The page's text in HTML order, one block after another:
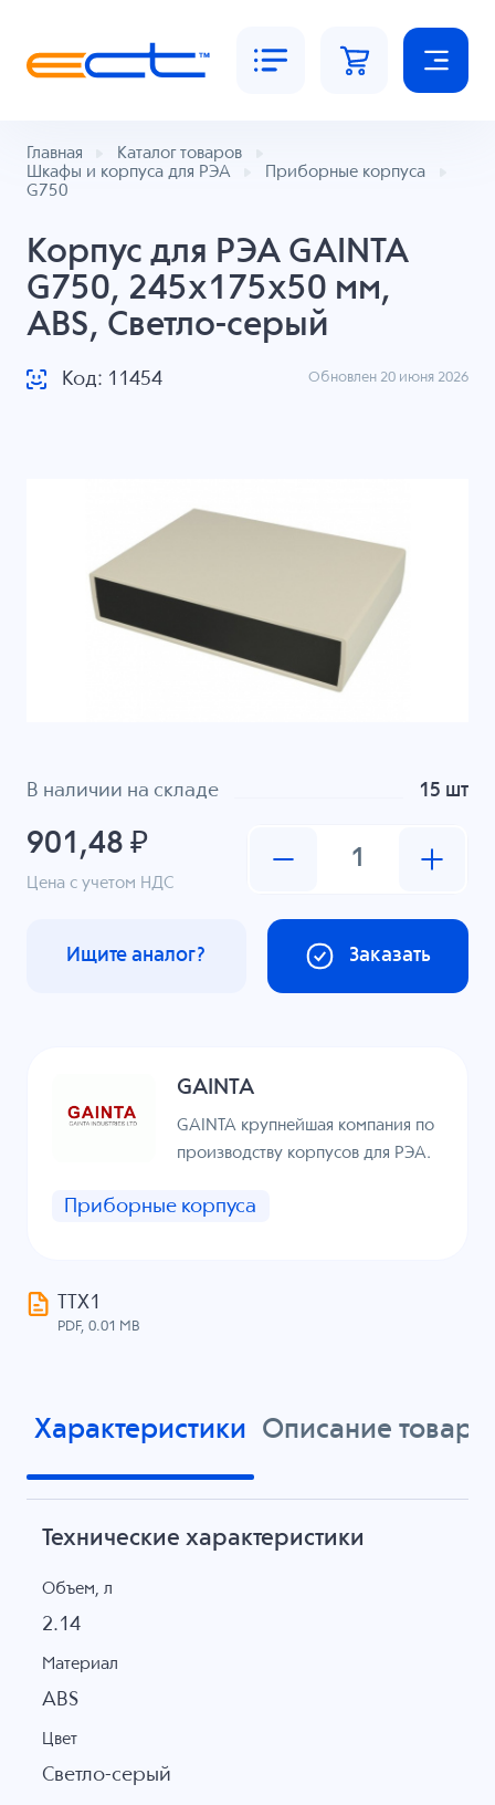
Главная
Каталог товаров
Шкафы и корпуса для РЭА
Приборные корпуса
G750
Корпус для РЭА GAINTA
G750, 245x175x50 мм,
ABS, Светло-серый
Код: 11454 Обновлен 20 июня 2026
В наличии на складе 15 шт
901,48 ₽
Цена с учетом НДС
Заказать
Ищите аналог?
GAINTA
GAINTA крупнейшая компания по
производству корпусов для РЭА.
Приборные корпуса
ТТХ1
PDF, 0.01 MB
Характеристики Описание товара
Технические характеристики
Объем, л
2.14
Материал
ABS
Цвет
Светло-серый